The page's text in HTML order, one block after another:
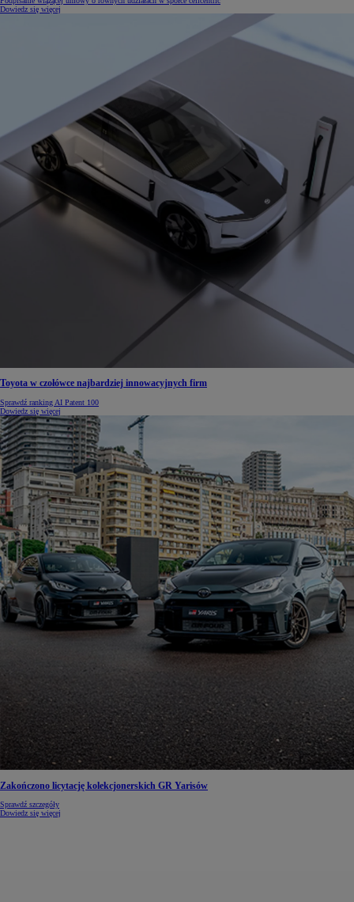
Dowiedz się więcej
Toyota w czołówce najbardziej innowacyjnych firm
Sprawdź ranking AI Patent 100
Dowiedz się więcej
Zakończono licytację kolekcjonerskich GR Yarisów
Sprawdź szczegóły
Dowiedz się więcej